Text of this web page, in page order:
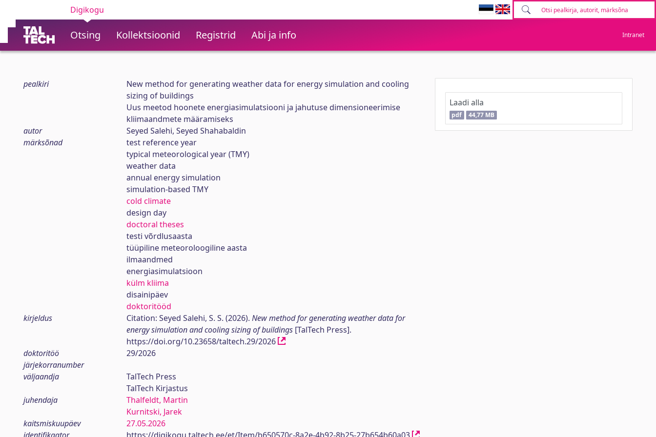
Digikogu
Otsing Kollektsioonid Registrid Abi ja info Intranet
pealkiri
New method for generating weather data for energy simulation and cooling
sizing of buildings
Uus meetod hoonete energiasimulatsiooni ja jahutuse dimensioneerimise
kliimaandmete määramiseks
autor
Seyed Salehi, Seyed Shahabaldin
märksõnad
test reference year
typical meteorological year (TMY)
weather data
annual energy simulation
simulation-based TMY
cold climate
design day
doctoral theses
testi võrdlusaasta
tüüpiline meteoroloogiline aasta
ilmaandmed
energiasimulatsioon
külm kliima
disainipäev
doktoritööd
kirjeldus
Citation: Seyed Salehi, S. S. (2026). New method for generating weather data for
energy simulation and cooling sizing of buildings[TalTech Press].
https://doi.org/10.23658/taltech.29/2026
doktoritöö
järjekorranumber
29/2026
väljaandja
TalTech Press
TalTech Kirjastus
juhendaja
Thalfeldt, Martin
Kurnitski, Jarek
kaitsmiskuupäev
27.05.2026
Laadi alla
pdf 44,77 MB